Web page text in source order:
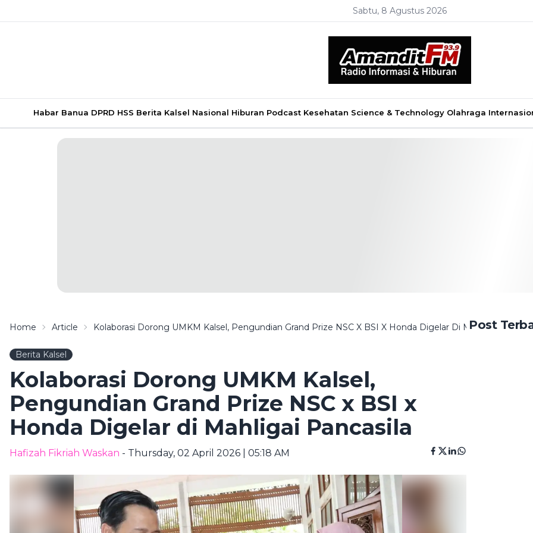
Sabtu, 8 Agustus 2026
Habar Banua DPRD HSS Berita Kalsel Nasional Hiburan Podcast Kesehatan Science & Technology Olahraga
Home Article Kolaborasi Dorong UMKM Kalsel, Pengundian Grand Prize NSC X BSI X Honda Digelar Di Mahligai
Berita Kalsel
Kolaborasi Dorong UMKM Kalsel,
Pengundian Grand Prize NSC x BSI x
Honda Digelar di Mahligai Pancasila
Hafizah Fikriah Waskan - Thursday, 02 April 2026 | 05:18 AM
Post